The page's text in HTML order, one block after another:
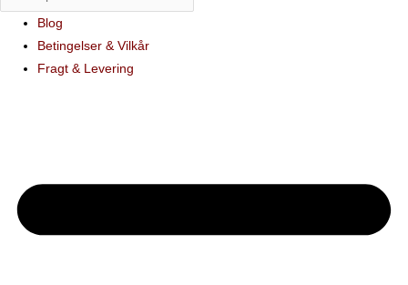
Blog
Betingelser & Vilkår
Fragt & Levering